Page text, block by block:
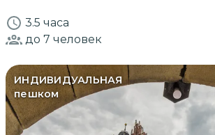
3.5 часа
до 7 человек
ИНДИВИДУАЛЬНАЯ
пешком